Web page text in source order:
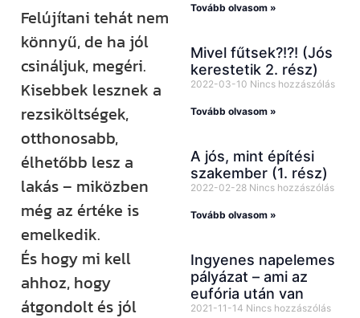
Felújítani tehát nem
könnyű, de ha jól
csináljuk, megéri.
Kisebbek lesznek a
rezsiköltségek,
otthonosabb,
élhetőbb lesz a
lakás – miközben
még az értéke is
emelkedik.
És hogy mi kell
ahhoz, hogy
átgondolt és jól
Tovább olvasom »
Mivel fűtsek?!?! (Jós
kerestetik 2. rész)
2022-03-10 Nincs hozzászólás
Tovább olvasom »
A jós, mint építési
szakember (1. rész)
2022-02-28 Nincs hozzászólás
Tovább olvasom »
Ingyenes napelemes
pályázat – ami az
eufória után van
2021-11-14 Nincs hozzászólás